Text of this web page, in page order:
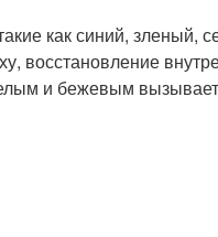
как синий, зленый,
восстановление
и бежевым